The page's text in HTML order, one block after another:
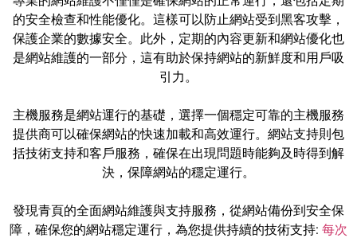
的安全檢查和性能優化。這樣可以防止網站受到黑客攻擊，
保護企業的數據安全。此外，定期的內容更新和網站優化也
是網站維護的一部分，這有助於保持網站的新鮮度和用戶吸
引力。
主機服務是網站運行的基礎，選擇一個穩定可靠的主機服務
提供商可以確保網站的快速加載和高效運行。網站支持則包
括技術支持和客戶服務，確保在出現問題時能夠及時得到解
決，保障網站的穩定運行。
發現青頁的全面網站維護與支持服務，從網站備份到安全保
障，確保您的網站穩定運行，為您提供持續的技術支持: 每次